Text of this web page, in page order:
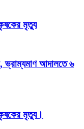
কৃষকের মৃত্যু
ভ্রাম্যমাণ আদালতে ৬
কৃষকের মৃত্যু।